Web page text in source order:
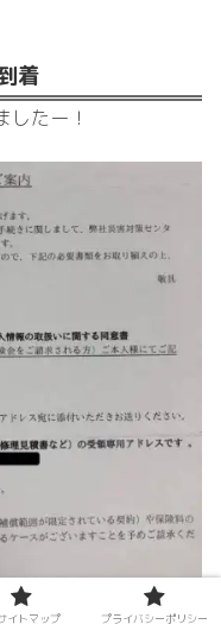
着
たー！
イトマップ プライバシーポリシー